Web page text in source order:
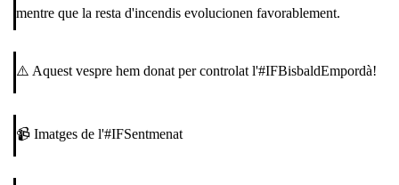
mentre que la resta d'incendis evolucionen favorablement.
⚠️ Aquest vespre hem donat per controlat l'#IFBisbaldEmpordà!
📹 Imatges de l'#IFSentmenat